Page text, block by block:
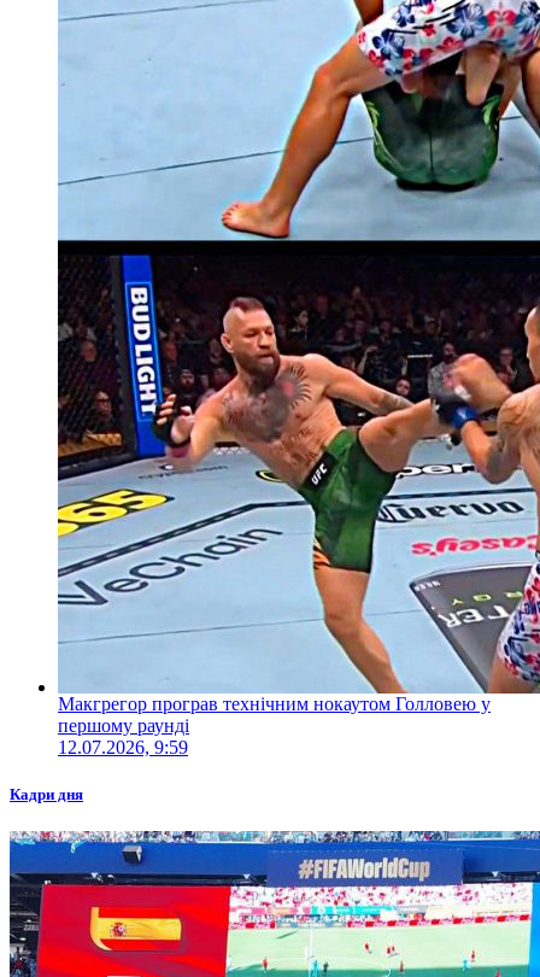
Макгрегор програв технічним нокаутом Голловею у
першому раунді
12.07.2026, 9:59
Кадри дня